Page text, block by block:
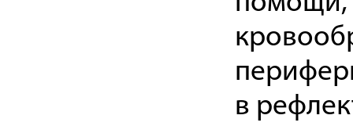
в